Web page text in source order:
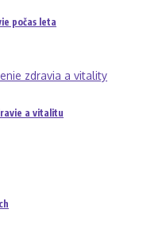
počas leta
a vitalitu